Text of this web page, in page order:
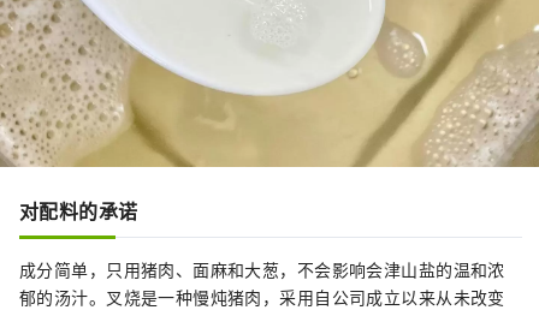
对配料的承诺
成分简单，只用猪肉、面麻和大葱，不会影响会津山盐的温和浓
郁的汤汁。叉烧是一种慢炖猪肉，采用自公司成立以来从未改变